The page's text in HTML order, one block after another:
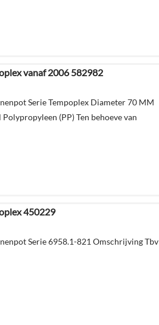
vanaf 2006 582982
Serie Tempoplex Diameter 70 MM
(PP) Ten behoeve van
450229
Serie 6958.1-821 Omschrijving Tbv